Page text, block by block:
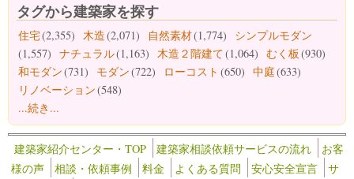
タグから建築家を探す
住宅(2,355) 木造(2,071) 自然素材(1,774)
シンプルモダン
(1,557) ナチュラル(1,163) 木造２階建て(1,064) むく板 (930)
和モダン(731) モダン(722) ローコスト (650) 中庭(633)
リノベーション(548)
...続き...
建築家紹介センター・TOP 建築家相談依頼サービスの流れ
お客
様の声
相談・依頼事例 料金 よくある質問 安心安全宣言
サ